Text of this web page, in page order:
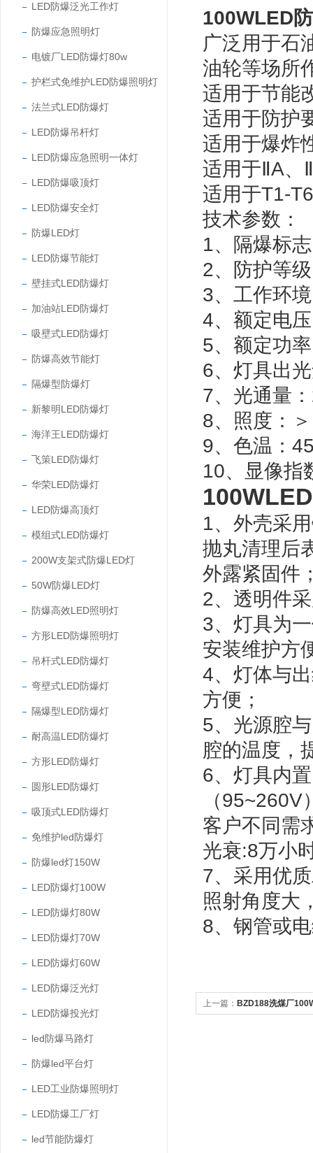
LED防爆泛光工作灯
防爆应急照明灯
电镀厂LED防爆灯80w
护栏式免维护LED防爆照明灯
法兰式LED防爆灯
LED防爆吊杆灯
LED防爆应急照明一体灯
LED防爆吸顶灯
LED防爆安全灯
防爆LED灯
LED防爆节能灯
壁挂式LED防爆灯
加油站LED防爆灯
吸壁式LED防爆灯
防爆高效节能灯
隔爆型防爆灯
新黎明LED防爆灯
海洋王LED防爆灯
飞策LED防爆灯
华荣LED防爆灯
LED防爆高顶灯
模组式LED防爆灯
200W支架式防爆LED灯
50W防爆LED灯
防爆高效LED照明灯
方形LED防爆照明灯
吊杆式LED防爆灯
弯壁式LED防爆灯
隔爆型LED防爆灯
耐高温LED防爆灯
方形LED防爆灯
圆形LED防爆灯
吸顶式LED防爆灯
免维护led防爆灯
防爆led灯150W
LED防爆灯100W
LED防爆灯80W
LED防爆灯70W
LED防爆灯60W
LED防爆泛光灯
LED防爆投光灯
led防爆马路灯
防爆led平台灯
LED工业防爆照明灯
LED防爆工厂灯
led节能防爆灯
100WLED
广泛用于石
油轮等场所
适用于节能
适用于防护
适用于爆炸
适用于ⅡA、
适用于T1-
技术参数：
1、隔爆标
2、防护等
3、工作环
4、额定电
5、额定功
6、灯具出
7、光通量
8、照度：
9、色温：
10、显像指
1、外壳采
抛丸清理后
外露紧固件
2、透明件
3、灯具为
安装维护方
4、灯体与
方便；
5、光源腔
腔的温度，
6、灯具内
（
客户不同需
光衰:8万小
7、采用优
照射角度大
8、钢管或
上一篇： BZD188洗煤厂